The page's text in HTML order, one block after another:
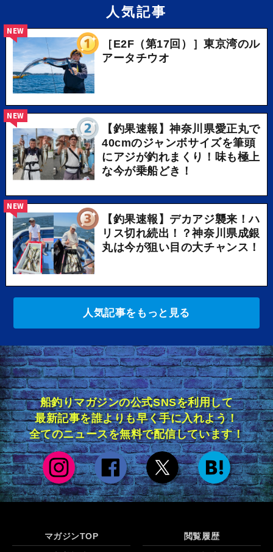
人気記事
［E2F（第17回）］東京湾のル
アータチウオ
NEW
【釣果速報】神奈川県愛正丸で
40cmのジャンボサイズを筆頭
にアジが釣れまくり！味も極上
な今が乗船どき！
NEW
【釣果速報】デカアジ襲来！ハ
リス切れ続出！？神奈川県成銀
丸は今が狙い目の大チャンス！
NEW
人気記事をもっと見る
船釣りマガジンの公式SNSを利用して
最新記事を誰よりも早く手に入れよう！
全てのニュースを無料で配信しています！
マガジンTOP 閲覧履歴